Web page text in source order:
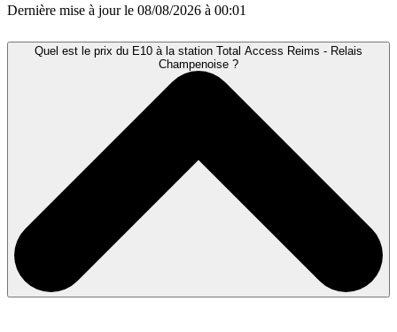
Dernière mise à jour le 08/08/2026 à 00:01
Quel est le prix du E10 à la station Total Access Reims - Relais
Champenoise ?